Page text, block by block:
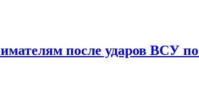
после ударов ВСУ